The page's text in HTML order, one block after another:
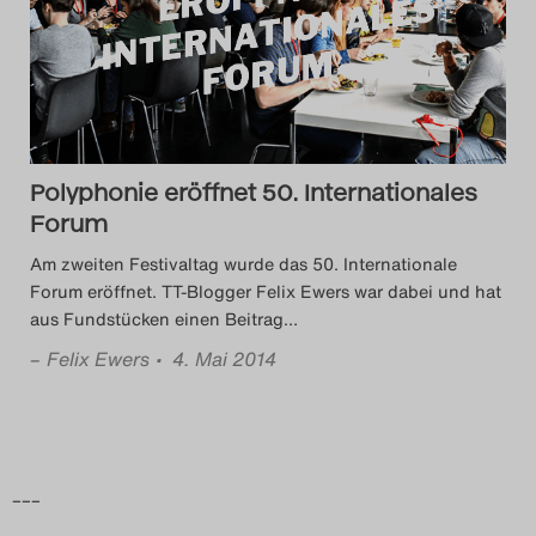
Das Theatertreffen-Blog
2014
Das Theatertreffen-Blog
2015
Das Theatertreffen-Blog
2016
Das Theatertreffen-Blog
Polyphonie eröffnet 50. Internationales
Forum
Am zweiten Festivaltag wurde das 50. Internationale
Forum eröffnet. TT-Blogger Felix Ewers war dabei und hat
aus Fundstücken einen Beitrag…
– Felix Ewers • 4. Mai 2014
–––